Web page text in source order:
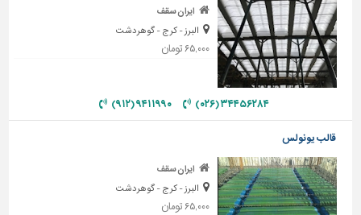
پله،
نرده
و
حفاظ
دیوارپوش،
و
سنگ
سرویس
بهداشتی
ایران سقف
البرز - کرج - گوهردشت
۶۵,۰۰۰ تومان
۳۴۴۵۶۲۸۴ (۰۲۶) ۹۴۱۱۹۹۰ (۹۱۲)
قالب یونولس
ایران سقف
البرز - کرج - گوهردشت
۶۵,۰۰۰ تومان